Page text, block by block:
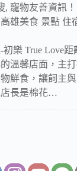
, 寵物友善資訊
高雄美食 景點 住
樂 True Love
溫馨店面，主
鮮食，讓飼主
長是棉花…